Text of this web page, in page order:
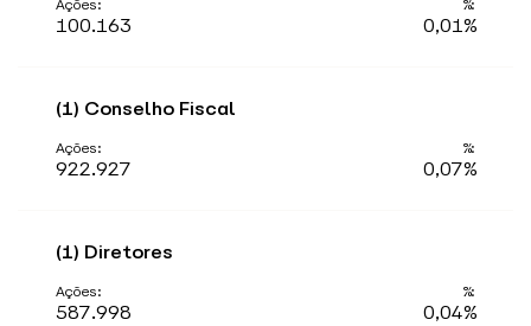
100.163 0,01%
(1) Conselho Fiscal
922.927 0,07%
(1) Diretores
587.998 0,04%